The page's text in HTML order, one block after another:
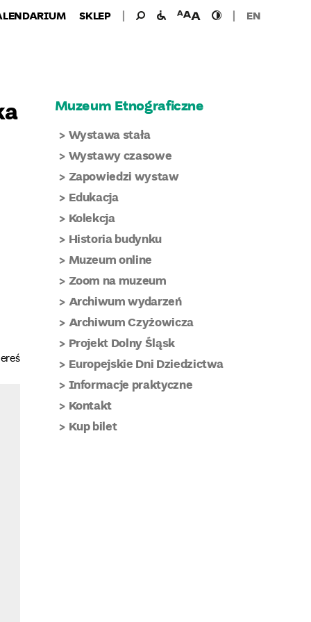
SKLEP Wyszukaj
Wyszukiwanie
dla:
udogodnieniawielkość
czcionki
wysoki
kontrast
EN
Muzeum Etnograficzne
Wystawa stała
Wystawy czasowe
Zapowiedzi wystaw
Edukacja
Kolekcja
Historia budynku
Muzeum online
Zoom na muzeum
Archiwum wydarzeń
Archiwum Czyżowicza
Projekt Dolny Śląsk
Europejskie Dni Dziedzictwa
Informacje praktyczne
Kontakt
Kup bilet